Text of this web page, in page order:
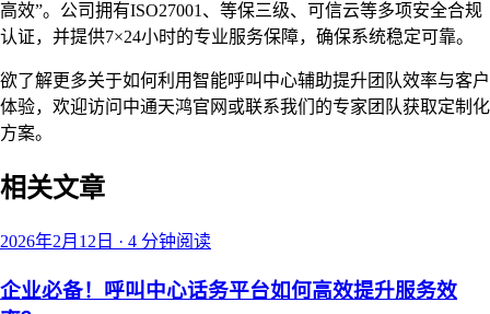
高效”。公司拥有ISO27001、等保三级、可信云等多项安全合规
认证，并提供7×24小时的专业服务保障，确保系统稳定可靠。
欲了解更多关于如何利用智能呼叫中心辅助提升团队效率与客户
体验，欢迎访问中通天鸿官网或联系我们的专家团队获取定制化
方案。
相关文章
2026年2月12日 · 4 分钟阅读
企业必备！呼叫中心话务平台如何高效提升服务效